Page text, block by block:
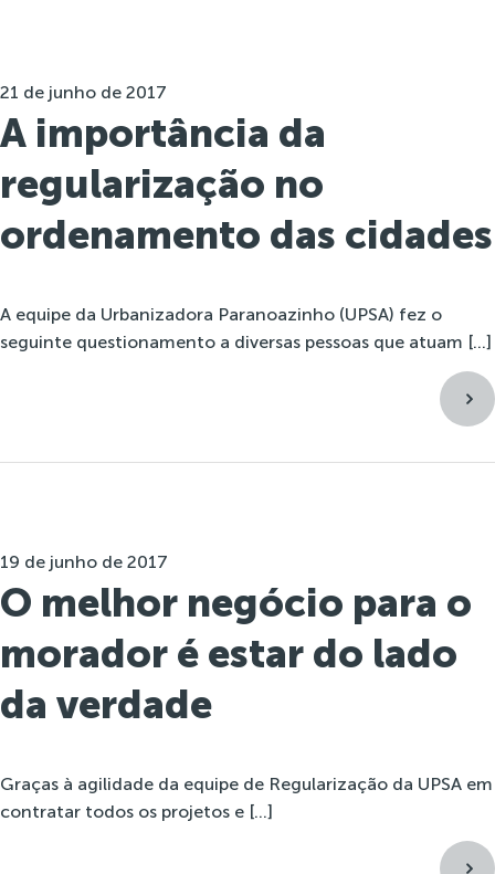
21 de junho de 2017
A importância da
regularização no
ordenamento das cidades
A equipe da Urbanizadora Paranoazinho (UPSA) fez o
seguinte questionamento a diversas pessoas que atuam […]
19 de junho de 2017
O melhor negócio para o
morador é estar do lado
da verdade
Graças à agilidade da equipe de Regularização da UPSA em
contratar todos os projetos e […]